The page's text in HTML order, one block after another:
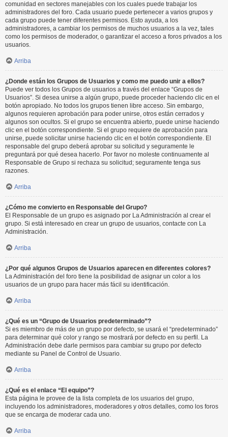
comunidad en sectores manejables con los cuales puede trabajar los
administradores del foro. Cada usuario puede pertenecer a varios grupos y
cada grupo puede tener diferentes permisos. Esto ayuda, a los
administradores, a cambiar los permisos de muchos usuarios a la vez, tales
como los permisos de moderador, o garantizar el acceso a foros privados a los
usuarios.
Arriba
¿Donde están los Grupos de Usuarios y como me puedo unir a ellos?
Puede ver todos los Grupos de usuarios a través del enlace “Grupos de
Usuarios”. Si desea unirse a algún grupo, puede proceder haciendo clic en el
botón apropiado. No todos los grupos tienen libre acceso. Sin embargo,
algunos requieren aprobación para poder unirse, otros están cerrados y
algunos son ocultos. Si el grupo se encuentra abierto, puede unirse haciendo
clic en el botón correspondiente. Si el grupo requiere de aprobación para
unirse, puede solicitar unirse haciendo clic en el botón correspondiente. El
responsable del grupo deberá aprobar su solicitud y seguramente le
preguntará por qué desea hacerlo. Por favor no moleste continuamente al
Responsable de Grupo si rechaza su solicitud; seguramente tenga sus
razones.
Arriba
¿Cómo me convierto en Responsable del Grupo?
El Responsable de un grupo es asignado por La Administración al crear el
grupo. Si está interesado en crear un grupo de usuarios, contacte con La
Administración.
Arriba
¿Por qué algunos Grupos de Usuarios aparecen en diferentes colores?
La Administración del foro tiene la posibilidad de asignar un color a los
usuarios de un grupo para hacer más fácil su identificación.
Arriba
¿Qué es un “Grupo de Usuarios predeterminado”?
Si es miembro de más de un grupo por defecto, se usará el “predeterminado”
para determinar qué color y rango se mostrará por defecto en su perfil. La
Administración debe darle permisos para cambiar su grupo por defecto
mediante su Panel de Control de Usuario.
Arriba
¿Qué es el enlace “El equipo”?
Esta página le provee de la lista completa de los usuarios del grupo,
incluyendo los administradores, moderadores y otros detalles, como los foros
que se encarga de moderar cada uno.
Arriba